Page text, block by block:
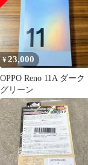
¥23,000
OPPO Reno 11A ダーク
グリーン